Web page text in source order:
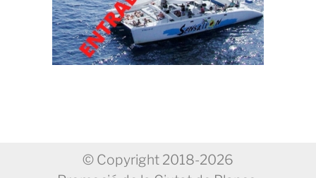
© Copyright 2018-2026